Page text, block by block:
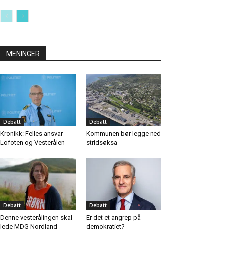
MENINGER
Debatt
Kronikk: Felles ansvar
Lofoten og Vesterålen
Debatt
Kommunen bør legge ned
stridsøksa
Debatt
Denne vesterålingen skal
lede MDG Nordland
Debatt
Er det et angrep på
demokratiet?